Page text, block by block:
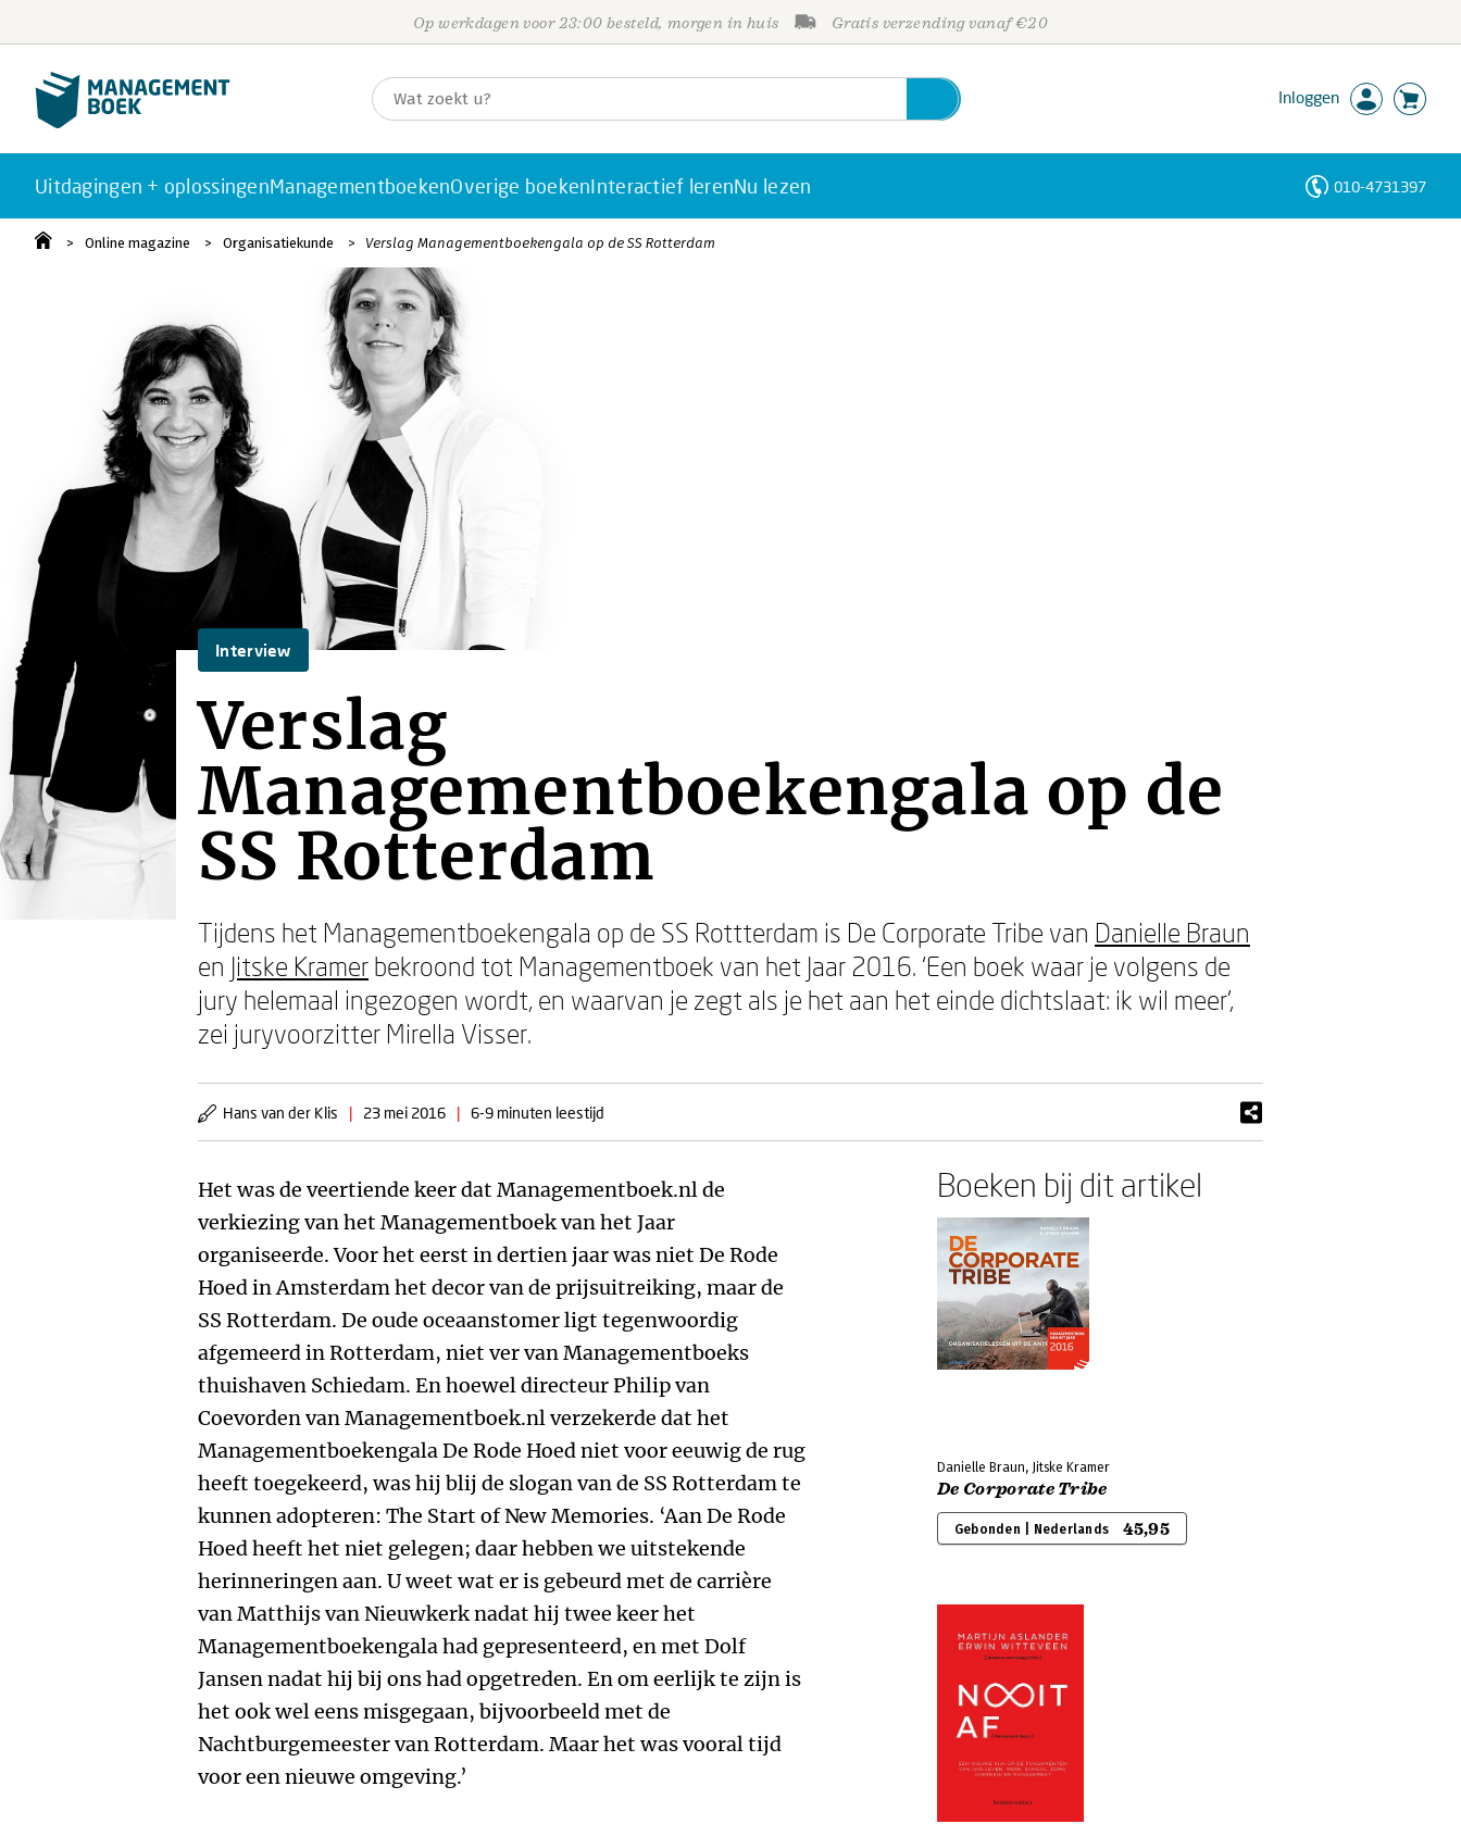
Op werkdagen voor 23:00 besteld, morgen in huis Gratis verzending vanaf €20
Inloggen
Uitdagingen + oplossingenManagementboekenOverige boekenInteractief lerenNu lezen 010-4731397
Online magazine Organisatiekunde Verslag Managementboekengala op de SS Rotterdam
Interview
Verslag
Managementboekengala op de
SS Rotterdam
Tijdens het Managementboekengala op de SS Rottterdam is De Corporate Tribe van Danielle Braun
en Jitske Kramer bekroond tot Managementboek van het Jaar 2016. ‘Een boek waar je volgens de
jury helemaal ingezogen wordt, en waarvan je zegt als je het aan het einde dichtslaat: ik wil meer’,
zei juryvoorzitter Mirella Visser.
Hans van der Klis | 23 mei 2016 | 6-9 minuten leestijd
Het was de veertiende keer dat Managementboek.nl de
verkiezing van het Managementboek van het Jaar
organiseerde. Voor het eerst in dertien jaar was niet De Rode
Hoed in Amsterdam het decor van de prijsuitreiking, maar de
SS Rotterdam. De oude oceaanstomer ligt tegenwoordig
afgemeerd in Rotterdam, niet ver van Managementboeks
thuishaven Schiedam. En hoewel directeur Philip van
Coevorden van Managementboek.nl verzekerde dat het
Managementboekengala De Rode Hoed niet voor eeuwig de rug
heeft toegekeerd, was hij blij de slogan van de SS Rotterdam te
kunnen adopteren: The Start of New Memories. ‘Aan De Rode
Hoed heeft het niet gelegen; daar hebben we uitstekende
herinneringen aan. U weet wat er is gebeurd met de carrière
van Matthijs van Nieuwkerk nadat hij twee keer het
Managementboekengala had gepresenteerd, en met Dolf
Jansen nadat hij bij ons had opgetreden. En om eerlijk te zijn is
het ook wel eens misgegaan, bijvoorbeeld met de
Nachtburgemeester van Rotterdam. Maar het was vooral tijd
voor een nieuwe omgeving.’
Boeken bij dit artikel
Danielle Braun, Jitske Kramer
De Corporate Tribe
Gebonden | Nederlands 45,95
Personen